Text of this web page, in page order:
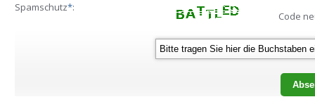
Spamschutz*:
Code